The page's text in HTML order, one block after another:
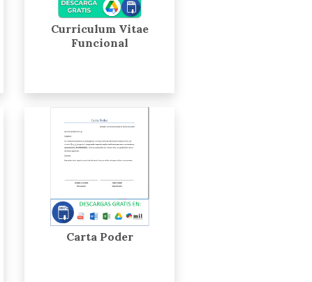
Curriculum Vitae
Funcional
Carta Poder